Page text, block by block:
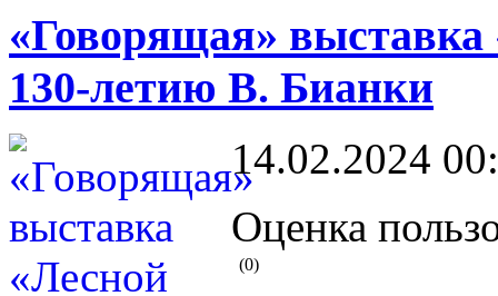
«Говорящая» выставка
130-летию В. Бианки
14.02.2024
Оценка
(0)